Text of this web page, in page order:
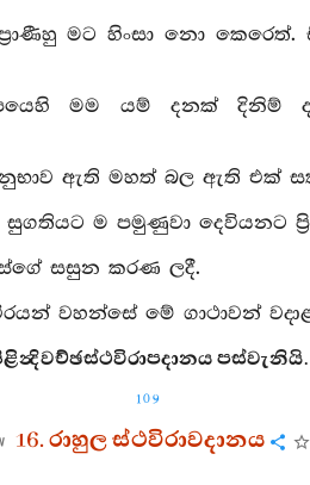
මට හිංසා නො කෙරෙත්.
මම යම් දනක් දිනිම්
ඇති මහත් බල ඇති එක්
ම පමුණුවා දෙවියනට
සසුන කරණ ලදී.
වහන්සේ මේ ගාථාවන්
පස්වැනියි.
109
16. රාහුල ස්ථවිරාවදානය